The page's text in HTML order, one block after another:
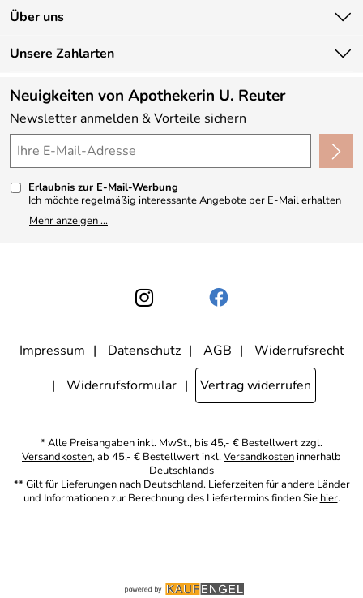
Ginseng Extrakt (Panax gingseng).
Mattsee, AUSTRIA, https://neurolab.eu
Kontakt
Lieferbedingungen
Kundenlogin
Über uns
Unsere Bestseller
Neu
Angebote
Made in Germany
4,9/5*****
Unsere Zahlarten
Neuigkeiten von Apothekerin U. Reuter
Newsletter anmelden & Vorteile sichern
Erlaubnis zur E-Mail-Werbung
Ich möchte regelmäßig interessante Angebote per E-Mail erhalten
und ausserdem nach Erhalt meiner Bestellung an die Möglichkeit zur
Abgabe einer Produktbewertung erinnert werden. Meine
werden. Dabei ist nicht erkennbar, welche konkrete Person geklickt
hat. Diese Einwilligung zur Nutzung meiner E-Mail- Adresse für
Werbezwecke kann ich jederzeit mit Wirkung für die Zukunft
Mitgliederbereich deaktiviere. Die Datenschutzerklärunghabe ich
zur Kenntnis genommen.
Mehr anzeigen ...
Impressum Datenschutz AGB
Widerrufsrecht
Widerrufsformular
Vertrag widerrufen
* Alle Preisangaben inkl. MwSt., bis 45,- € Bestellwert zzgl.
Versandkosten, ab 45,- € Bestellwert inkl.Versandkosten innerhalb
Deutschlands
** Gilt für Lieferungen nach Deutschland. Lieferzeiten für andere Länder
und Informationen zur Berechnung des Liefertermins finden Sie hier.